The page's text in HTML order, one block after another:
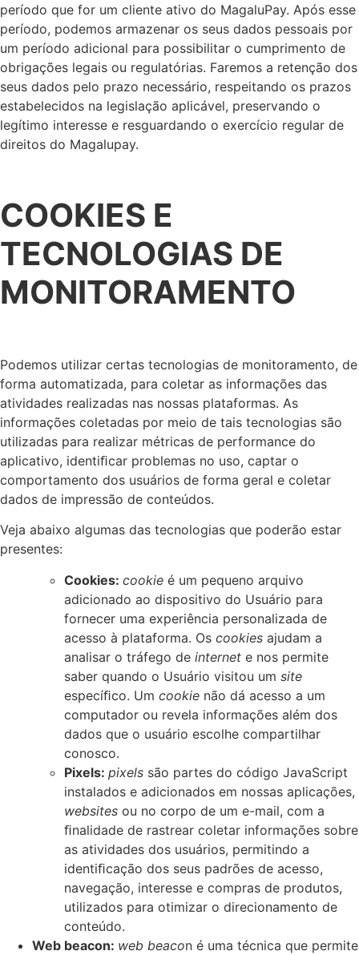
período que for um cliente ativo do MagaluPay. Após esse
período, podemos armazenar os seus dados pessoais por
um período adicional para possibilitar o cumprimento de
obrigações legais ou regulatórias. Faremos a retenção dos
seus dados pelo prazo necessário, respeitando os prazos
estabelecidos na legislação aplicável, preservando o
legítimo interesse e resguardando o exercício regular de
direitos do Magalupay.
COOKIES E
TECNOLOGIAS DE
MONITORAMENTO
Podemos utilizar certas tecnologias de monitoramento, de
forma automatizada, para coletar as informações das
atividades realizadas nas nossas plataformas. As
informações coletadas por meio de tais tecnologias são
utilizadas para realizar métricas de performance do
aplicativo, identiﬁcar problemas no uso, captar o
comportamento dos usuários de forma geral e coletar
dados de impressão de conteúdos.
Veja abaixo algumas das tecnologias que poderão estar
presentes:
Cookies: cookie é um pequeno arquivo
adicionado ao dispositivo do Usuário para
fornecer uma experiência personalizada de
acesso à plataforma. Os cookies ajudam a
analisar o tráfego de internet e nos permite
saber quando o Usuário visitou um site
especíﬁco. Um cookie não dá acesso a um
computador ou revela informações além dos
dados que o usuário escolhe compartilhar
conosco.
Pixels: pixels são partes do código JavaScript
instalados e adicionados em nossas aplicações,
websites ou no corpo de um e-mail, com a
ﬁnalidade de rastrear coletar informações sobre
as atividades dos usuários, permitindo a
identiﬁcação dos seus padrões de acesso,
navegação, interesse e compras de produtos,
utilizados para otimizar o direcionamento de
conteúdo.
Web beacon: web beacon é uma técnica que permite